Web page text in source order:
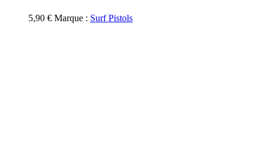
5,90 € Marque : Surf Pistols